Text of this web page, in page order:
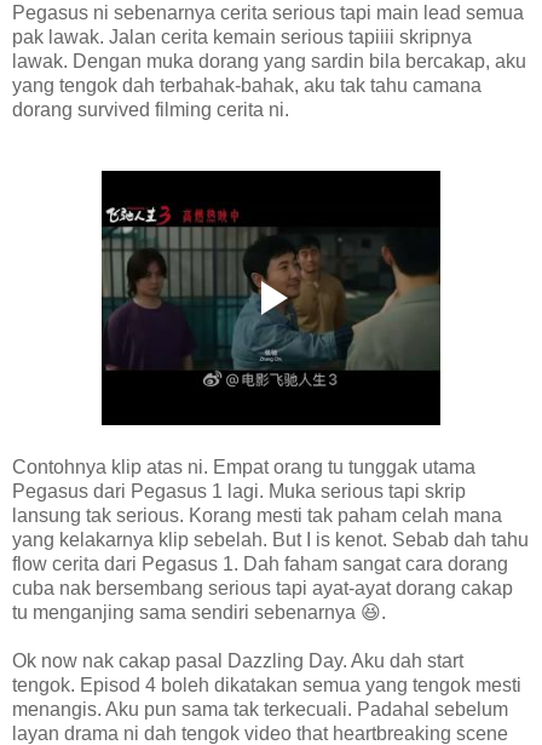
Pegasus ni sebenarnya cerita serious tapi main lead semua
pak lawak. Jalan cerita kemain serious tapiiii skripnya
lawak. Dengan muka dorang yang sardin bila bercakap, aku
yang tengok dah terbahak-bahak, aku tak tahu camana
dorang survived filming cerita ni.
Contohnya klip atas ni. Empat orang tu tunggak utama
Pegasus dari Pegasus 1 lagi. Muka serious tapi skrip
lansung tak serious. Korang mesti tak paham celah mana
yang kelakarnya klip sebelah. But I is kenot. Sebab dah tahu
flow cerita dari Pegasus 1. Dah faham sangat cara dorang
cuba nak bersembang serious tapi ayat-ayat dorang cakap
tu menganjing sama sendiri sebenarnya 😆.
Ok now nak cakap pasal Dazzling Day. Aku dah start
tengok. Episod 4 boleh dikatakan semua yang tengok mesti
menangis. Aku pun sama tak terkecuali. Padahal sebelum
layan drama ni dah tengok video that heartbreaking scene